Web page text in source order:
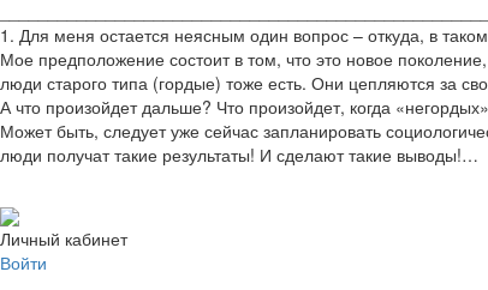
1. Для меня остается неясным один вопрос – откуда, в
Мое предположение состоит в том, что это новое
люди старого типа (гордые) тоже есть. Они цепляются за
А что произойдет дальше? Что произойдет, когда
Может быть, следует уже сейчас запланировать
люди получат такие результаты! И сделают такие выводы!…
Личный кабинет
Войти